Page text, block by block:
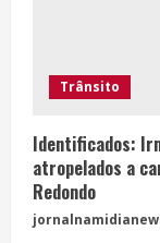
Trânsito
Identificados:
atropelados a
Redondo